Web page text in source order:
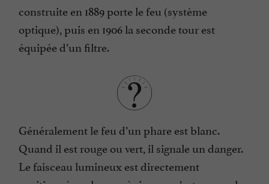
construite en 1889 porte le feu (système
optique), puis en 1906 la seconde tour est
équipée d’un filtre.
Généralement le feu d’un phare est blanc.
Quand il est rouge ou vert, il signale un danger.
Le faisceau lumineux est directement